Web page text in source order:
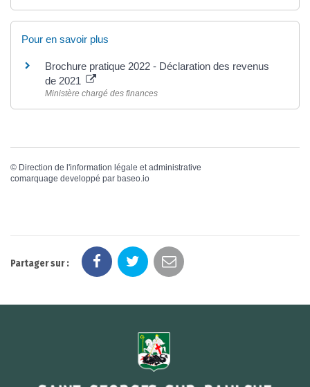
Pour en savoir plus
Brochure pratique 2022 - Déclaration des revenus
de 2021
Ministère chargé des finances
© Direction de l'information légale et administrative
comarquage developpé par baseo.io
Partager sur :